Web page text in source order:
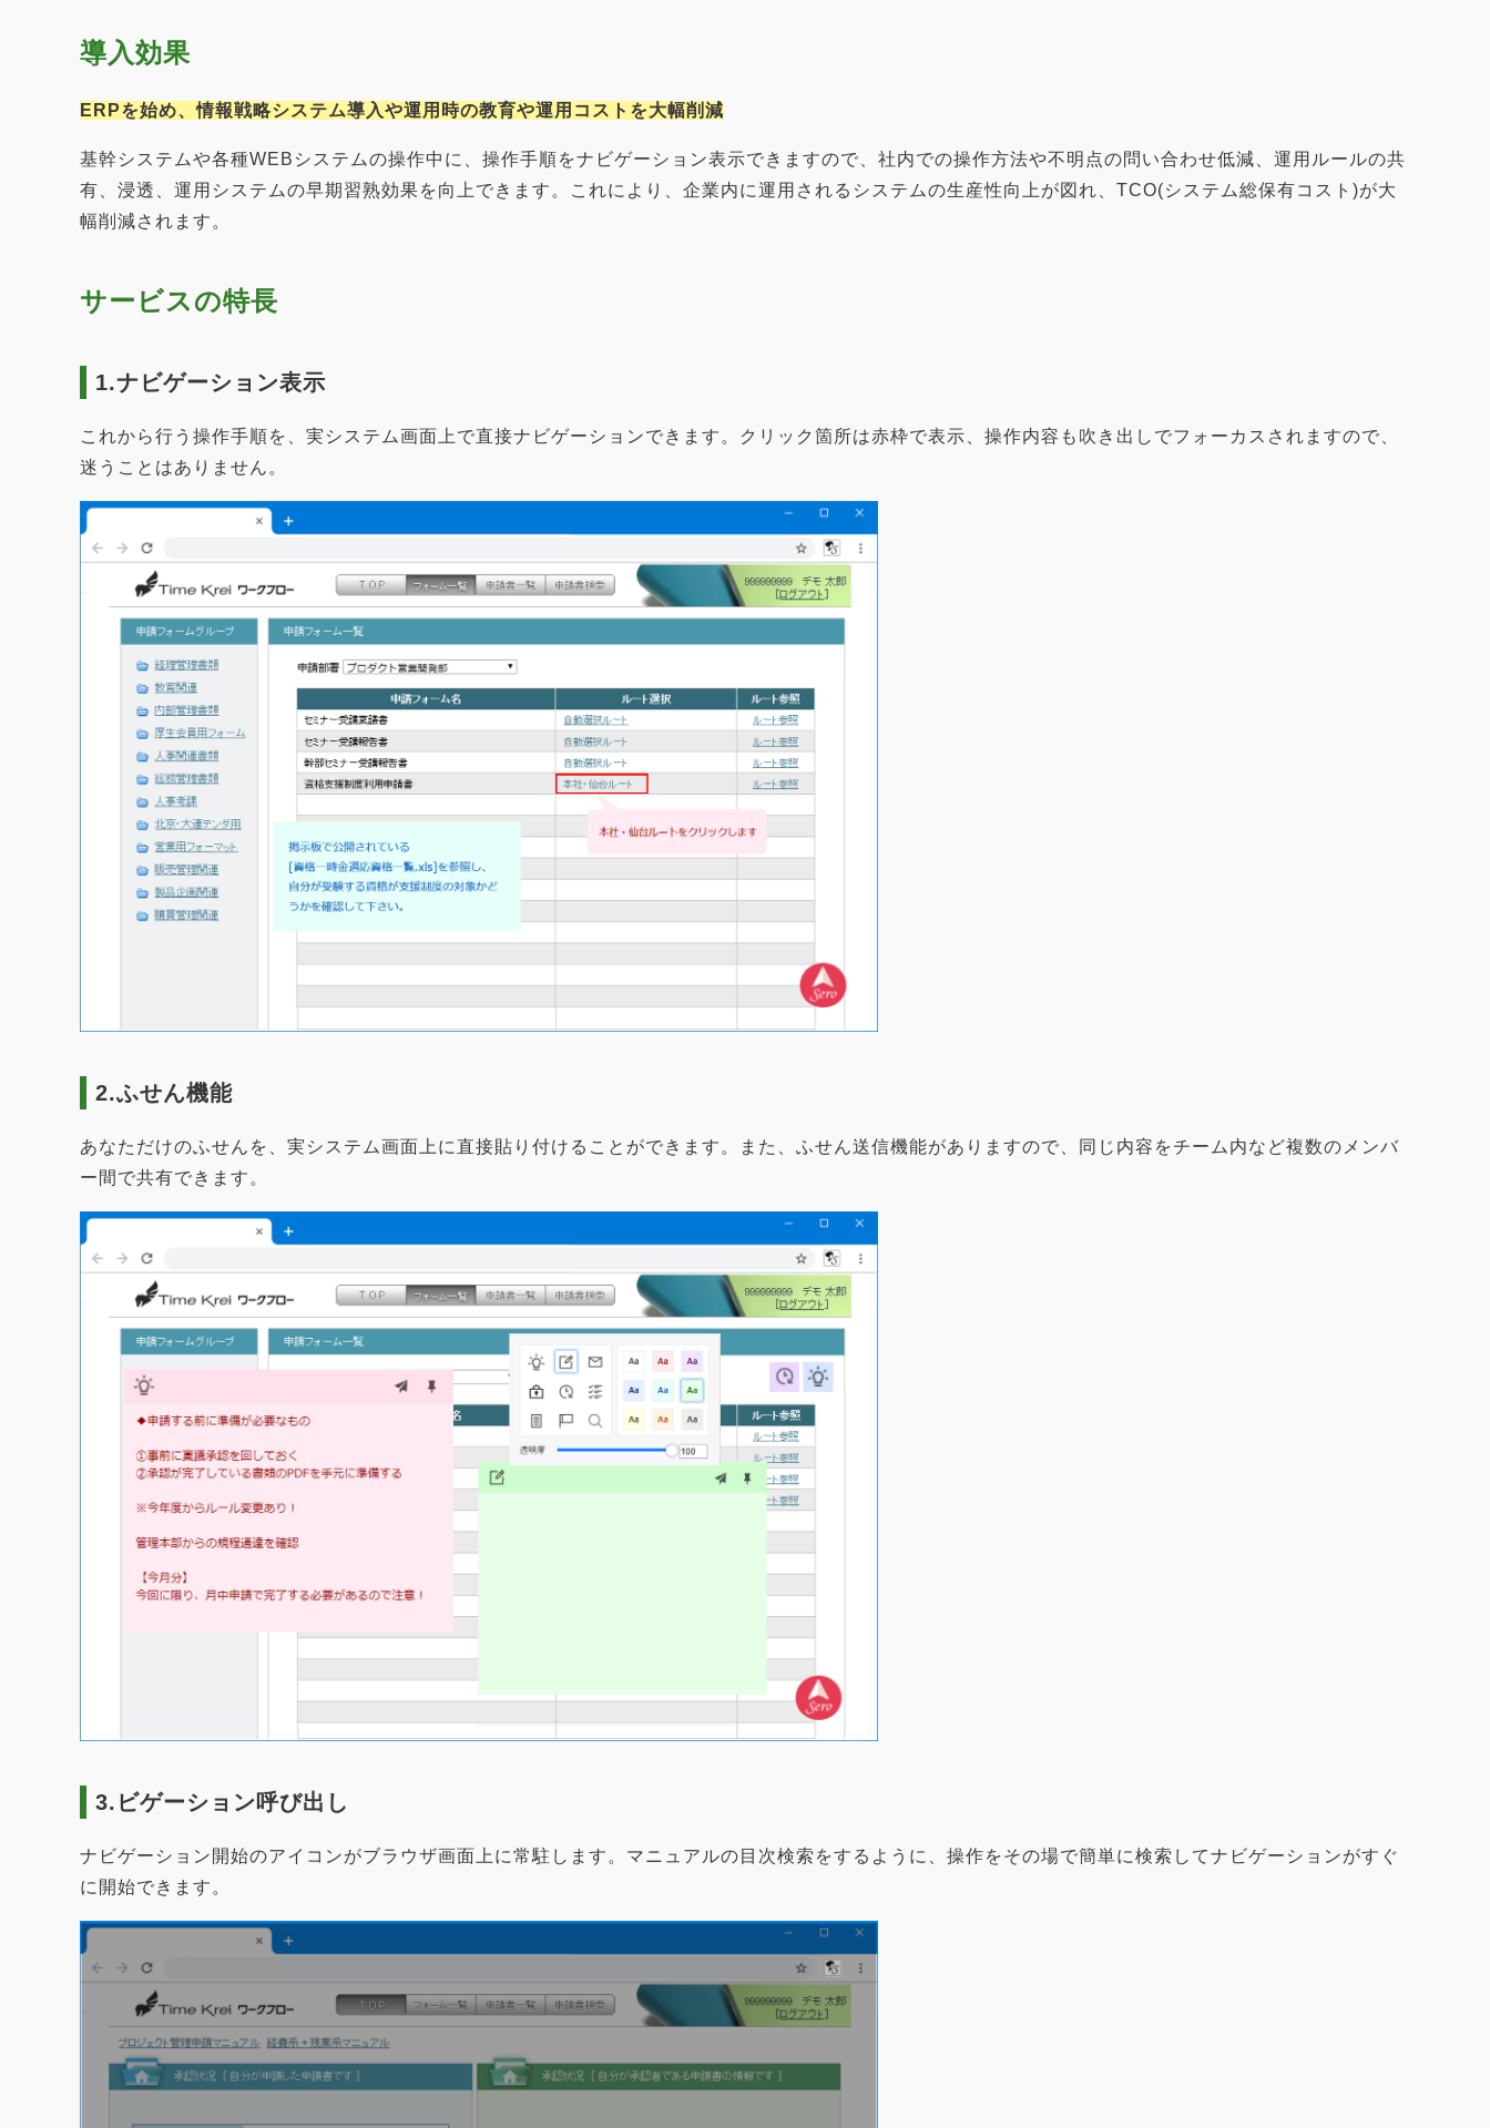
導入効果
ERPを始め、情報戦略システム導入や運用時の教育や運用コストを大幅削減
基幹システムや各種WEBシステムの操作中に、操作手順をナビゲーション表示できますので、社内での操作方法や不明点の問い合わせ低減、運用ルールの共
有、浸透、運用システムの早期習熟効果を向上できます。これにより、企業内に運用されるシステムの生産性向上が図れ、TCO(システム総保有コスト)が大
幅削減されます。
サービスの特長
1.ナビゲーション表示
これから行う操作手順を、実システム画面上で直接ナビゲーションできます。クリック箇所は赤枠で表示、操作内容も吹き出しでフォーカスされますので、
迷うことはありません。
2.ふせん機能
あなただけのふせんを、実システム画面上に直接貼り付けることができます。また、ふせん送信機能がありますので、同じ内容をチーム内など複数のメンバ
ー間で共有できます。
3.ビゲーション呼び出し
ナビゲーション開始のアイコンがブラウザ画面上に常駐します。マニュアルの目次検索をするように、操作をその場で簡単に検索してナビゲーションがすぐ
に開始できます。